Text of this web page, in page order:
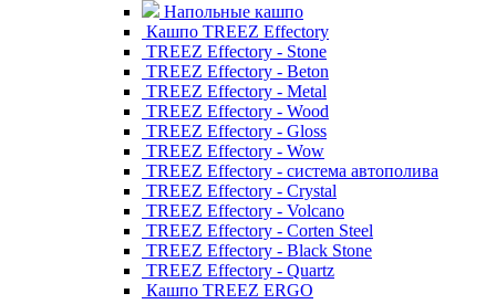
Напольные кашпо
Кашпо TREEZ Effectory
TREEZ Effectory - Stone
TREEZ Effectory - Beton
TREEZ Effectory - Metal
TREEZ Effectory - Wood
TREEZ Effectory - Gloss
TREEZ Effectory - Wow
TREEZ Effectory - система автополива
TREEZ Effectory - Crystal
TREEZ Effectory - Volcano
TREEZ Effectory - Corten Steel
TREEZ Effectory - Black Stone
TREEZ Effectory - Quartz
Кашпо TREEZ ERGO